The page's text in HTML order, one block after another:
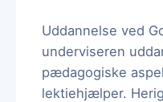
Uddannelse ved
underviseren
pædagogiske
lektiehjælper.